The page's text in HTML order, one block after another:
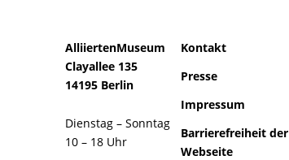
AlliiertenMuseum
Clayallee 135
14195 Berlin
Dienstag – Sonntag
10 – 18 Uhr
Kontakt
Presse
Impressum
Barrierefreiheit der
Webseite